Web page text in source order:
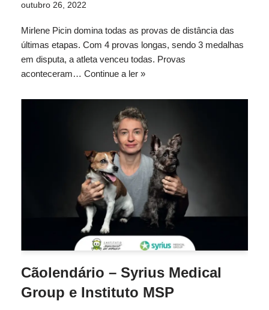
outubro 26, 2022
Mirlene Picin domina todas as provas de distância das
últimas etapas. Com 4 provas longas, sendo 3 medalhas
em disputa, a atleta venceu todas. Provas
aconteceram… Continue a ler »
Cãolendário – Syrius Medical
Group e Instituto MSP